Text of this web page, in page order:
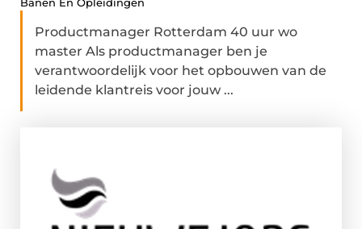
Productmanager Rotterdam 40 uur wo
master Als productmanager ben je
verantwoordelijk voor het opbouwen van de
leidende klantreis voor jouw ...